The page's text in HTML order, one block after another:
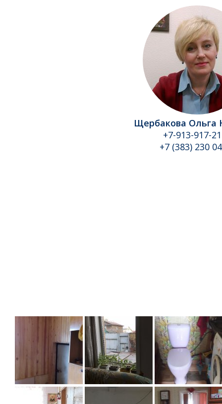
Щербакова Ольга
+7-913-917-
+7 (383) 230